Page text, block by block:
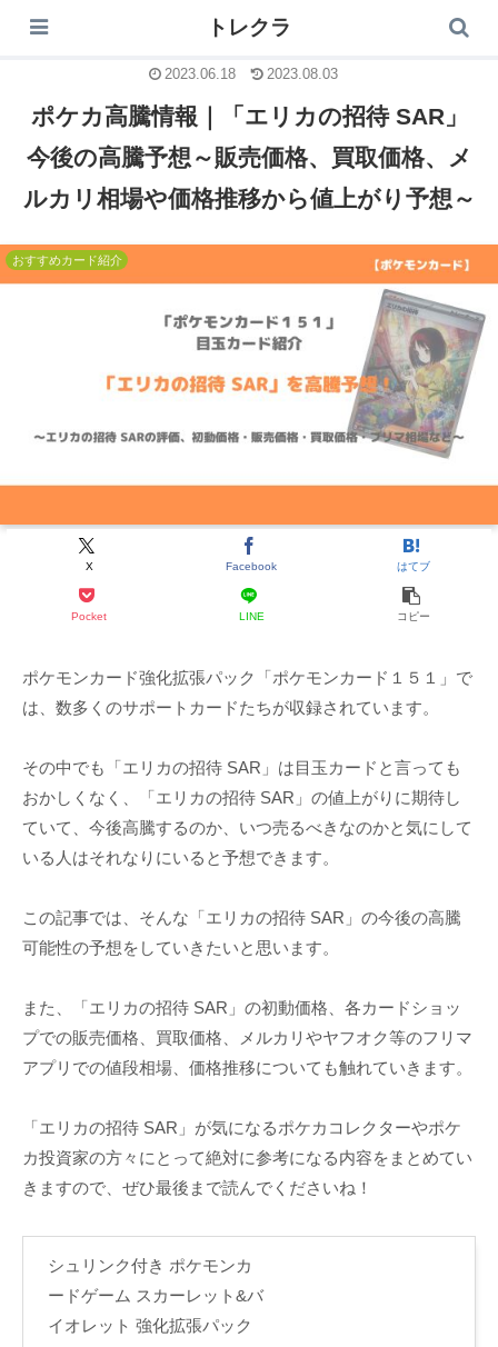
トレクラ
ポケカ高騰情報｜「エリカの招待 SAR」
今後の高騰予想～販売価格、買取価格、メ
ルカリ相場や価格推移から値上がり予想～
おすすめカード紹介
X Facebook はてブ
Pocket LINE コピー
2023.06.18 2023.08.03
ポケモンカード強化拡張パック「ポケモンカード１５１」で
は、数多くのサポートカードたちが収録されています。
その中でも「エリカの招待 SAR」は目玉カードと言っても
おかしくなく、「エリカの招待 SAR」の値上がりに期待し
ていて、今後高騰するのか、いつ売るべきなのかと気にして
いる人はそれなりにいると予想できます。
この記事では、そんな「エリカの招待 SAR」の今後の高騰
可能性の予想をしていきたいと思います。
また、「エリカの招待 SAR」の初動価格、各カードショッ
プでの販売価格、買取価格、メルカリやヤフオク等のフリマ
アプリでの値段相場、価格推移についても触れていきます。
「エリカの招待 SAR」が気になるポケカコレクターやポケ
カ投資家の方々にとって絶対に参考になる内容をまとめてい
きますので、ぜひ最後まで読んでくださいね！
シュリンク付き ポケモンカ
ードゲーム スカーレット&バ
イオレット 強化拡張パック
トレクラ